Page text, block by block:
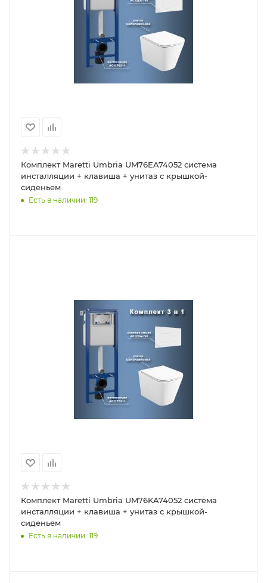
Комплект Maretti Umbria UM76EA74052 система
инсталляции + клавиша + унитаз с крышкой-
сиденьем
Есть в наличии: 119
Комплект Maretti Umbria UM76KA74052 система
инсталляции + клавиша + унитаз с крышкой-
сиденьем
Есть в наличии: 119